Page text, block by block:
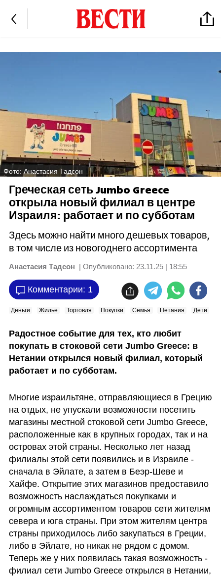
Фото: Анастасия Тадсон
Греческая сеть Jumbo Greece
открыла новый филиал в центре
Израиля: работает и по субботам
Здесь можно найти много дешевых товаров,
в том числе из новогоднего ассортимента
Анастасия Тадсон | Опубликовано: 23.11.25 | 18:55
Комментарии: 1
Деньги Жилье Торговля Покупки Семья Нетания Дети
Радостное событие для тех, кто любит
покупать в стоковой сети Jumbo Greece: в
Нетании открылся новый филиал, который
работает и по субботам.
Многие израильтяне, отправляющиеся в Грецию
на отдых, не упускали возможности посетить
магазины местной стоковой сети Jumbo Greece,
расположенные как в крупных городах, так и на
островах этой страны. Несколько лет назад
филиалы этой сети появились и в Израиле -
сначала в Эйлате, а затем в Беэр-Шеве и
Хайфе. Открытие этих магазинов предоставило
возможность наслаждаться покупками и
огромным ассортиментом товаров сети жителям
севера и юга страны. При этом жителям центра
страны приходилось либо закупаться в Греции,
либо в Эйлате, но никак не рядом с домом.
Теперь же у них появилась такая возможность -
филиал сети Jumbo Greece открылся в Нетании,